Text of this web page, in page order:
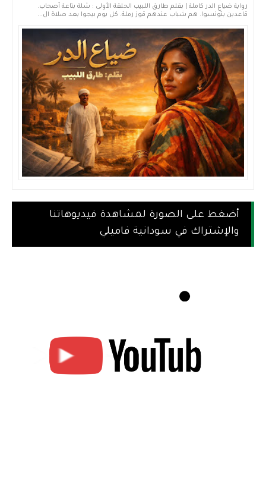
رواية ضياع الدر كاملة | بقلم طارق اللبيب الحلقة الأولى : شلة بتاعة أصحاب.
قاعدين بتونسوا. هم شباب عندهم قوز رملة. كل يوم بيجوا بعد صلاة ال...
أضغط على الصورة لمشاهدة فيديوهاتنا
والإشتراك في سودانية فاميلي